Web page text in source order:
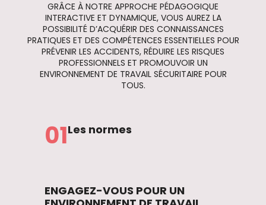
GRÂCE À NOTRE APPROCHE PÉDAGOGIQUE
INTERACTIVE ET DYNAMIQUE, VOUS AUREZ LA
POSSIBILITÉ D’ACQUÉRIR DES CONNAISSANCES
PRATIQUES ET DES COMPÉTENCES ESSENTIELLES POUR
PRÉVENIR LES ACCIDENTS, RÉDUIRE LES RISQUES
PROFESSIONNELS ET PROMOUVOIR UN
ENVIRONNEMENT DE TRAVAIL SÉCURITAIRE POUR
TOUS.
01Les normes
ENGAGEZ-VOUS POUR UN